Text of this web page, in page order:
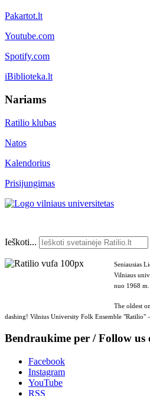
Pakartot.lt
Youtube.com
Spotify.com
iBiblioteka.lt
Nariams
Ratilio klubas
Natos
Kalendorius
Prisijungimas
Ieškoti...
Seniausias
Vilniaus
nuo 1968 m.
The oldest
dashing! Vilnius University Folk Ensemble "Ratilio" –
Bendraukime per / Follow us
Facebook
Instagram
YouTube
RSS